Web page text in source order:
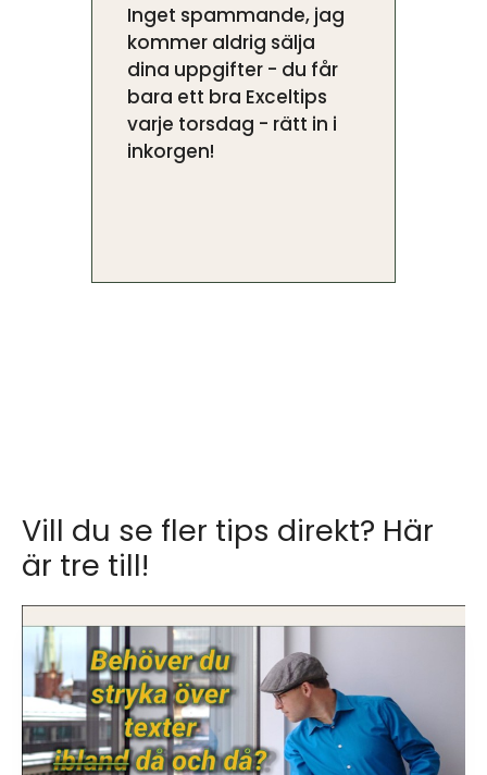
Inget spammande, jag
kommer aldrig sälja
dina uppgifter - du får
bara ett bra Exceltips
varje torsdag - rätt in i
inkorgen!
Vill du se fler tips direkt? Här
är tre till!